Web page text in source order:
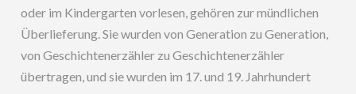
oder im Kindergarten vorlesen, gehören zur mündlichen
Überlieferung. Sie wurden von Generation zu Generation,
von Geschichtenerzähler zu Geschichtenerzähler
übertragen, und sie wurden im 17. und 19. Jahrhundert